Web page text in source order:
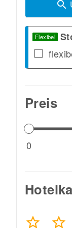
Flexibel
check_box_outline_blank
Preis
0
star_border star_border